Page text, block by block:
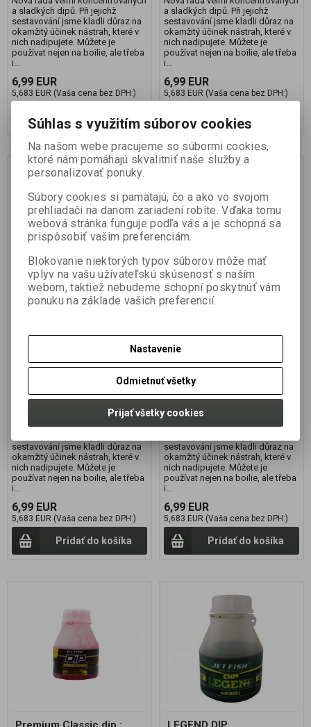
a sladkých dipů. Při jejichž
sestavování jsme kladli důraz na
okamžitý účinek nástrah, které v
nich nadipujete. Můžete je
používat nejen na boilie, ale třeba
i...
6,99 EUR
5,683 EUR (Vaša cena bez DPH:)
a sladkých dipů. Při jejichž
sestavování jsme kladli důraz na
okamžitý účinek nástrah, které v
nich nadipujete. Můžete je
používat nejen na boilie, ale třeba
i...
6,99 EUR
5,683 EUR (Vaša cena bez DPH:)
Premium Classic dip :
Katalógové číslo:200332
Záruka (mesiacov):
Hmotnosť balenia:0,175 kg
Nová řada velmi koncentrovaných
sestavování jsme kladli důraz na
okamžitý účinek nástrah, které v
nich nadipujete. Můžete je
používat nejen na boilie, ale třeba
i...
6,99 EUR
5,683 EUR (Vaša cena bez DPH:)
Pridať do košíka
Premium Classic dip :
Výrobca:
Katalógové číslo:200331
Termín dodania (dni):
Hmotnosť balenia:0,175 kg
Počet v balení:
Nová řada velmi koncentrovaných
sestavování jsme kladli důraz na
okamžitý účinek nástrah, které v
nich nadipujete. Můžete je
používat nejen na boilie, ale třeba
i...
6,99 EUR
5,683 EUR (Vaša cena bez DPH:)
Pridať do košíka
Súhlas s využitím súborov cookies
Na našom webe pracujeme so súbormi cookies,
ktoré nám pomáhajú skvalitniť naše služby a
personalizovať ponuky.
Súbory cookies si pamätajú, čo a ako vo svojom
prehliadači na danom zariadení robíte. Vďaka tomu
webová stránka funguje podľa vás a je schopná sa
prispôsobiť vašim preferenciám.
Blokovanie niektorých typov súborov môže mať
vplyv na vašu užívateľskú skúsenosť s naším
webom, taktiež nebudeme schopní poskytnúť vám
ponuku na základe vašich preferencií.
Nastavenie
Odmietnuť všetky
Prijať všetky cookies